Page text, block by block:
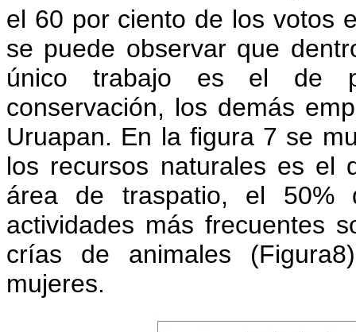
el 60 por ciento de los votos
se puede observar que
único trabajo es el de
conservación, los demás
Uruapan. En la figura 7 se
los recursos naturales es el
área de traspatio, el
actividades más frecuentes
crías de animales
mujeres.